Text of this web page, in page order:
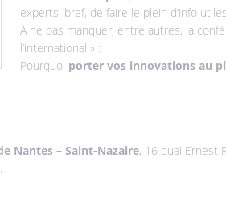
experts, bref, de faire le plein d’info
A ne pas manquer, entre autres, la
l’international » :
Pourquoi porter vos innovations au
Nantes – Saint-Nazaire, 16 quai Ernest